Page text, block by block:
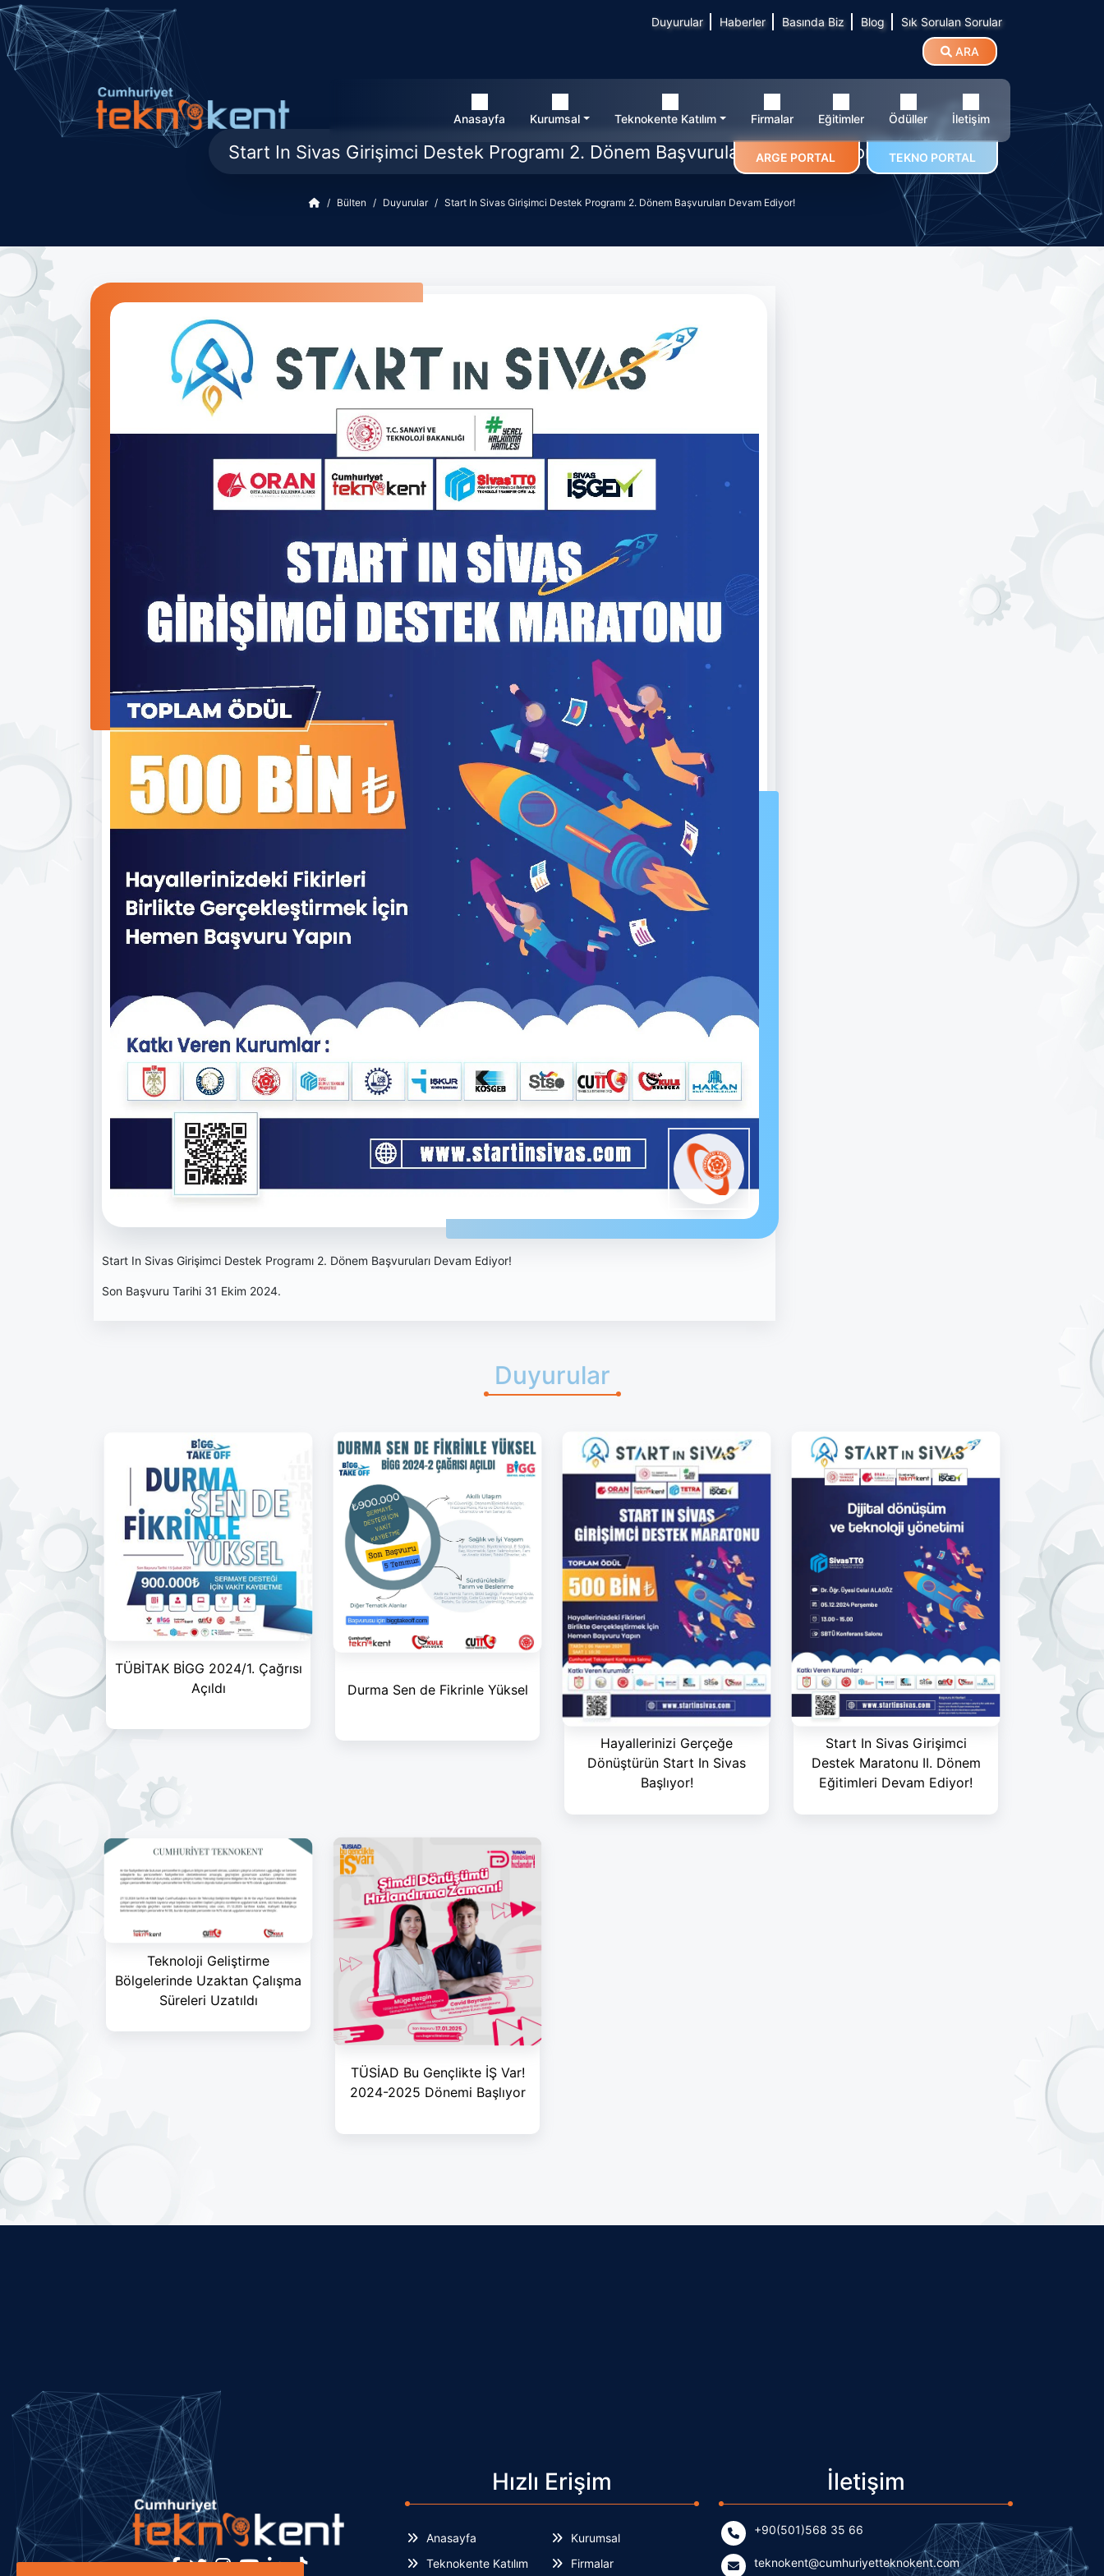
Duyurular Haberler Basında Biz Blog Sık Sorulan Sorular
ARA
Anasayfa Kurumsal Teknokente Katılım Firmalar Eğitimler Ödüller İletişim
ARGE PORTAL TEKNO PORTAL
Start In Sivas Girişimci Destek Programı 2. Dönem Başvuruları Devam Ediyor!
Bülten Duyurular Start In Sivas Girişimci Destek Programı 2. Dönem Başvuruları Devam Ediyor!
Start In Sivas Girişimci Destek Programı 2. Dönem Başvuruları Devam Ediyor!
Son Başvuru Tarihi 31 Ekim 2024.
Duyurular
TÜBİTAK BİGG 2024/1. Çağrısı
Açıldı
Durma Sen de Fikrinle Yüksel
Hayallerinizi Gerçeğe
Dönüştürün Start In Sivas
Başlıyor!
Start In Sivas Girişimci
Destek Maratonu II. Dönem
Eğitimleri Devam Ediyor!
Teknoloji Geliştirme
Bölgelerinde Uzaktan Çalışma
Süreleri Uzatıldı
TÜSİAD Bu Gençlikte İŞ Var!
2024-2025 Dönemi Başlıyor
Hızlı Erişim
Anasayfa
Kurumsal
Teknokente Katılım
Firmalar
İletişim
+90(501)568 35 66
teknokent@cumhuriyetteknokent.com